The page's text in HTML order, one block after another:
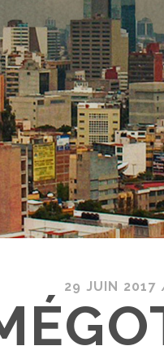
29 JUIN 2017